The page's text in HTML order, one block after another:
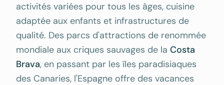
activités variées pour tous les âges, cuisine
adaptée aux enfants et infrastructures de
qualité. Des parcs d'attractions de renommée
mondiale aux criques sauvages de la Costa
Brava, en passant par les îles paradisiaques
des Canaries, l'Espagne offre des vacances